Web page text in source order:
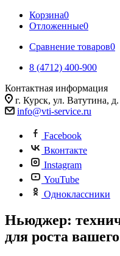
Корзина0
Отложенные0
Сравнение товаров0
8 (4712) 400-900
Контактная информация
г. Курск, ул. Ватутина,
info@vti-service.ru
Facebook
Вконтакте
Instagram
YouTube
Одноклассники
Ньюджер:
для роста